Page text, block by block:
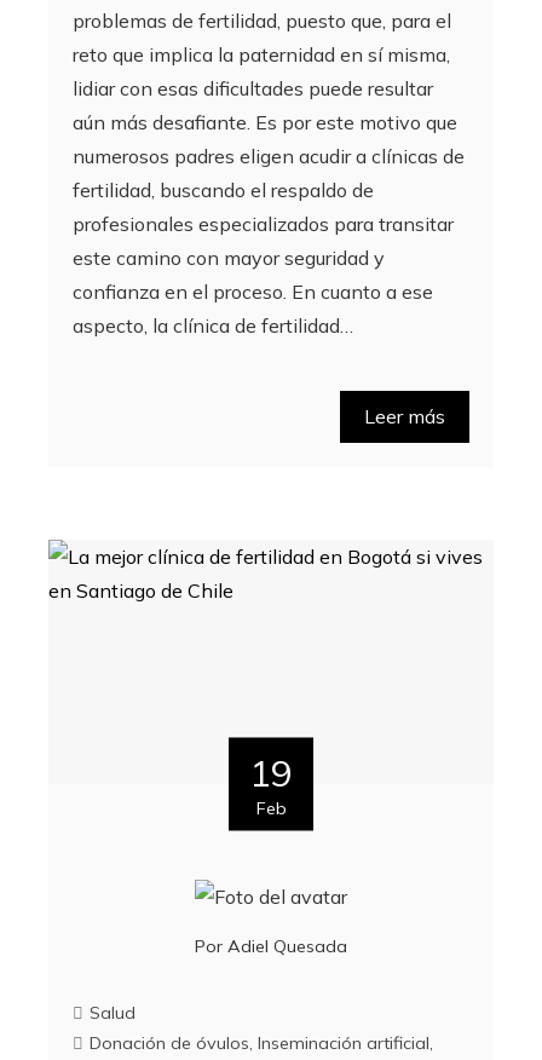
problemas de fertilidad, puesto que, para el
reto que implica la paternidad en sí misma,
lidiar con esas dificultades puede resultar
aún más desafiante. Es por este motivo que
numerosos padres eligen acudir a clínicas de
fertilidad, buscando el respaldo de
profesionales especializados para transitar
este camino con mayor seguridad y
confianza en el proceso. En cuanto a ese
aspecto, la clínica de fertilidad…
Leer más
19
Feb
Por Adiel Quesada
Salud
Donación de óvulos, Inseminación artificial,